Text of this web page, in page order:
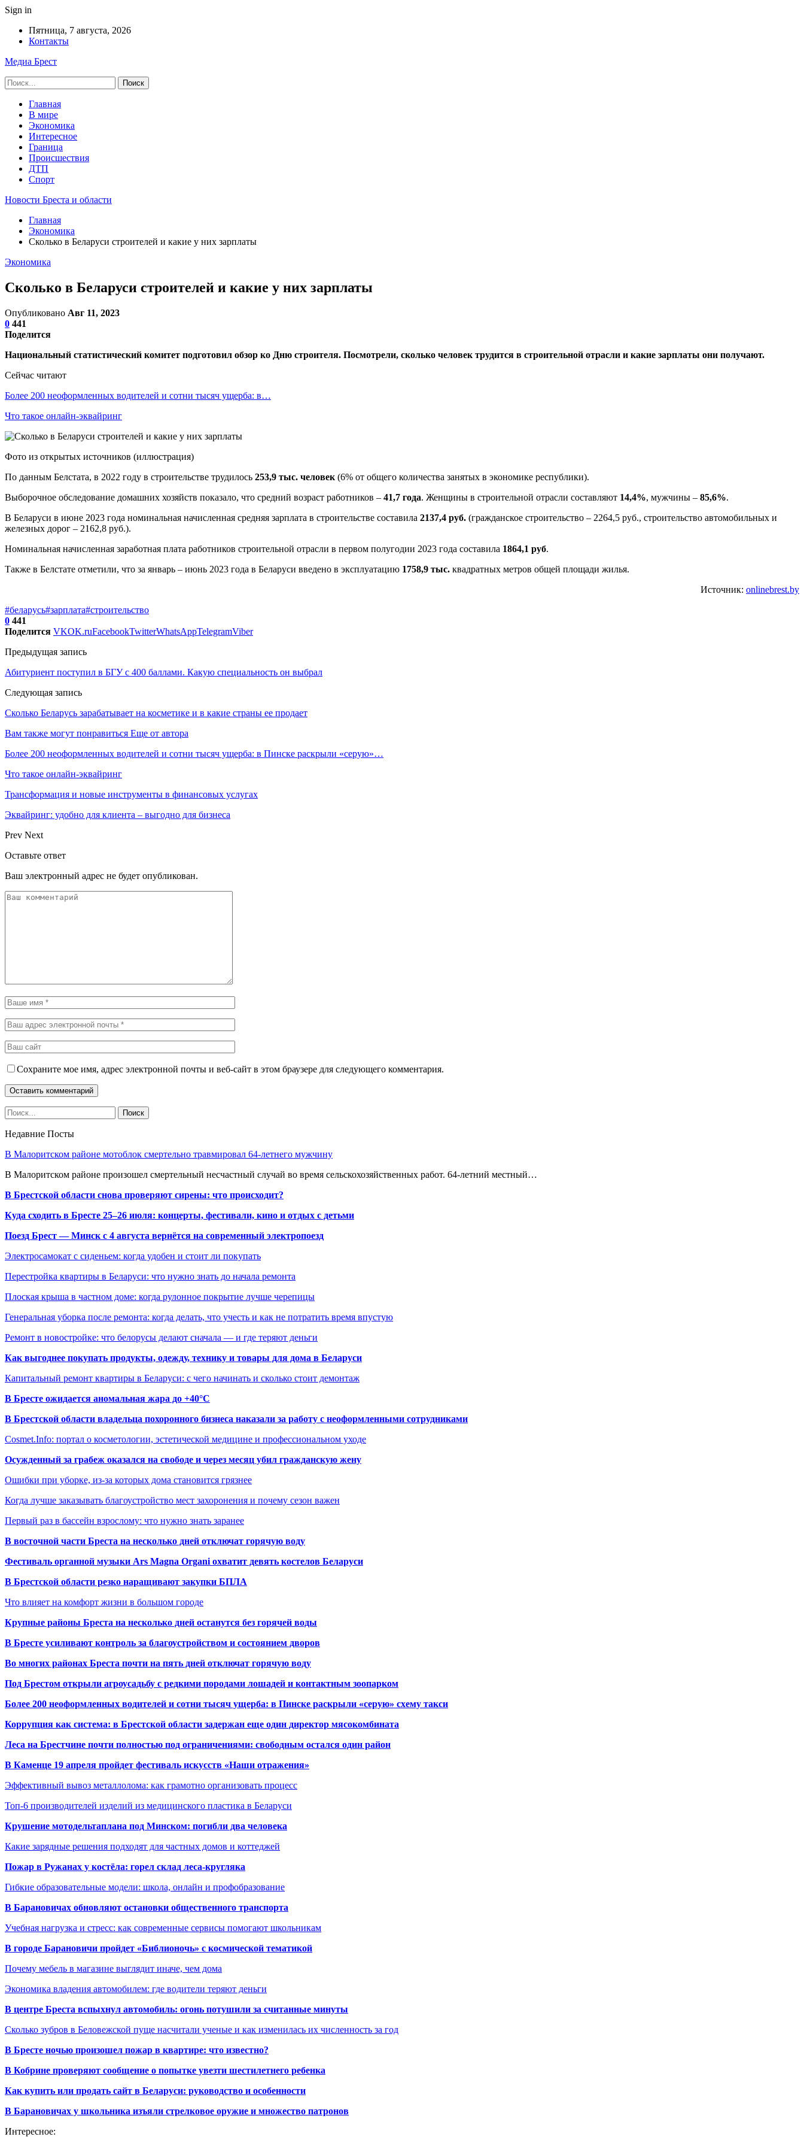
Sign in
Пятница, 7 августа, 2026
Контакты
Медиа Брест
Главная
В мире
Экономика
Интересное
Граница
Происшествия
ДТП
Спорт
Новости Бреста и области
Главная
Экономика
Сколько в Беларуси строителей и какие у них зарплаты
Экономика
Сколько в Беларуси строителей и какие у них зарплаты
Опубликовано Авг 11, 2023
0 441
Поделится
Национальный статистический комитет подготовил обзор ко Дню строителя. Посмотрели, сколько человек трудится в строительной отрасли и какие зарплаты они получают.
Сейчас читают
Более 200 неоформленных водителей и сотни тысяч ущерба: в…
Что такое онлайн-эквайринг
Фото из открытых источников (иллюстрация)
По данным Белстата, в 2022 году в строительстве трудилось 253,9 тыс. человек (6% от общего количества занятых в экономике республики).
Выборочное обследование домашних хозяйств показало, что средний возраст работников – 41,7 года. Женщины в строительной отрасли составляют 14,4%, мужчины – 85,6%.
В Беларуси в июне 2023 года номинальная начисленная средняя зарплата в строительстве составила 2137,4 руб. (гражданское строительство – 2264,5 руб., строительство автомобильных и
железных дорог – 2162,8 руб.).
Номинальная начисленная заработная плата работников строительной отрасли в первом полугодии 2023 года составила 1864,1 руб.
Также в Белстате отметили, что за январь – июнь 2023 года в Беларуси введено в эксплуатацию 1758,9 тыс. квадратных метров общей площади жилья.
Источник: onlinebrest.by
#беларусь#зарплата#строительство
0 441
Поделится VKOK.ruFacebookTwitterWhatsAppTelegramViber
Предыдущая запись
Абитуриент поступил в БГУ с 400 баллами. Какую специальность он выбрал
Следующая запись
Сколько Беларусь зарабатывает на косметике и в какие страны ее продает
Вам также могут понравиться Еще от автора
Более 200 неоформленных водителей и сотни тысяч ущерба: в Пинске раскрыли «серую»…
Что такое онлайн-эквайринг
Трансформация и новые инструменты в финансовых услугах
Эквайринг: удобно для клиента – выгодно для бизнеса
Prev Next
Оставьте ответ
Ваш электронный адрес не будет опубликован.
Сохраните мое имя, адрес электронной почты и веб-сайт в этом браузере для следующего комментария.
Недавние Посты
В Малоритском районе мотоблок смертельно травмировал 64-летнего мужчину
В Малоритском районе произошел смертельный несчастный случай во время сельскохозяйственных работ. 64-летний местный…
В Брестской области снова проверяют сирены: что происходит?
Куда сходить в Бресте 25–26 июля: концерты, фестивали, кино и отдых с детьми
Поезд Брест — Минск с 4 августа вернётся на современный электропоезд
Электросамокат с сиденьем: когда удобен и стоит ли покупать
Перестройка квартиры в Беларуси: что нужно знать до начала ремонта
Плоская крыша в частном доме: когда рулонное покрытие лучше черепицы
Генеральная уборка после ремонта: когда делать, что учесть и как не потратить время впустую
Ремонт в новостройке: что белорусы делают сначала — и где теряют деньги
Как выгоднее покупать продукты, одежду, технику и товары для дома в Беларуси
Капитальный ремонт квартиры в Беларуси: с чего начинать и сколько стоит демонтаж
В Бресте ожидается аномальная жара до +40°C
В Брестской области владельца похоронного бизнеса наказали за работу с неоформленными сотрудниками
Cosmet.Info: портал о косметологии, эстетической медицине и профессиональном уходе
Осужденный за грабеж оказался на свободе и через месяц убил гражданскую жену
Ошибки при уборке, из-за которых дома становится грязнее
Когда лучше заказывать благоустройство мест захоронения и почему сезон важен
Первый раз в бассейн взрослому: что нужно знать заранее
В восточной части Бреста на несколько дней отключат горячую воду
Фестиваль органной музыки Ars Magna Organi охватит девять костелов Беларуси
В Брестской области резко наращивают закупки БПЛА
Что влияет на комфорт жизни в большом городе
Крупные районы Бреста на несколько дней останутся без горячей воды
В Бресте усиливают контроль за благоустройством и состоянием дворов
Во многих районах Бреста почти на пять дней отключат горячую воду
Под Брестом открыли агроусадьбу с редкими породами лошадей и контактным зоопарком
Более 200 неоформленных водителей и сотни тысяч ущерба: в Пинске раскрыли «серую» схему такси
Коррупция как система: в Брестской области задержан еще один директор мясокомбината
Леса на Брестчине почти полностью под ограничениями: свободным остался один район
В Каменце 19 апреля пройдет фестиваль искусств «Наши отражения»
Эффективный вывоз металлолома: как грамотно организовать процесс
Топ-6 производителей изделий из медицинского пластика в Беларуси
Крушение мотодельтаплана под Минском: погибли два человека
Какие зарядные решения подходят для частных домов и коттеджей
Пожар в Ружанах у костёла: горел склад леса-кругляка
Гибкие образовательные модели: школа, онлайн и профобразование
В Барановичах обновляют остановки общественного транспорта
Учебная нагрузка и стресс: как современные сервисы помогают школьникам
В городе Барановичи пройдет «Библионочь» с космической тематикой
Почему мебель в магазине выглядит иначе, чем дома
Экономика владения автомобилем: где водители теряют деньги
В центре Бреста вспыхнул автомобиль: огонь потушили за считанные минуты
Сколько зубров в Беловежской пуще насчитали ученые и как изменилась их численность за год
В Бресте ночью произошел пожар в квартире: что известно?
В Кобрине проверяют сообщение о попытке увезти шестилетнего ребенка
Как купить или продать сайт в Беларуси: руководство и особенности
В Барановичах у школьника изъяли стрелковое оружие и множество патронов
Интересное: